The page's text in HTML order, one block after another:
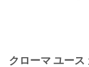
クローマ ユース